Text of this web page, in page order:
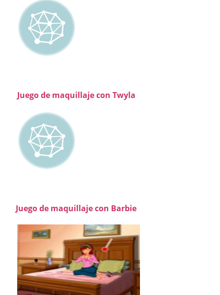
Juego de maquillaje con Twyla
Juego de maquillaje con Barbie